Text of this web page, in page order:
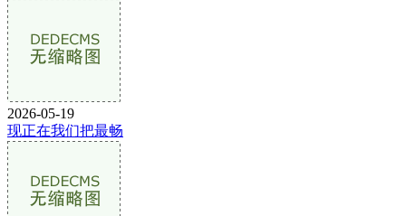
2026-05-19
现正在我们把最畅